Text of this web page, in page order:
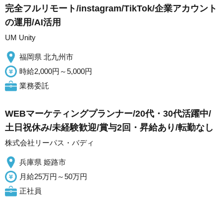
完全フルリモート/instagram/TikTok/企業アカウント
の運用/AI活用
UM Unity
福岡県 北九州市
時給2,000円～5,000円
業務委託
WEBマーケティングプランナー/20代・30代活躍中/
土日祝休み/未経験歓迎/賞与2回・昇給あり/転勤なし
株式会社リーパス・バディ
兵庫県 姫路市
月給25万円～50万円
正社員